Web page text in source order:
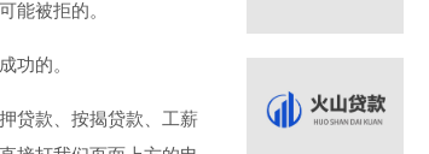
能被拒的。
功的。
贷款、按揭贷款、工薪